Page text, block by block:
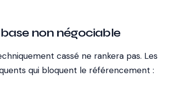
non négociable
cassé ne rankera pas. Les
qui bloquent le référencement :